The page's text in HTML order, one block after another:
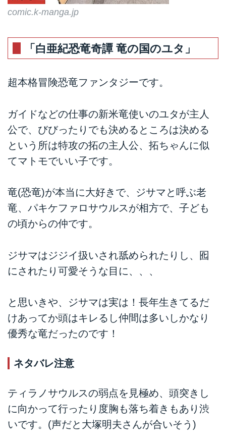
comic.k-manga.jp
「白亜紀恐竜奇譚 竜の国のユタ」
超本格冒険恐竜ファンタジーです。
ガイドなどの仕事の新米竜使いのユタが主人
公で、びびったりでも決めるところは決める
という所は特攻の拓の主人公、拓ちゃんに似
てマトモでいい子です。
竜(恐竜)が本当に大好きで、ジサマと呼ぶ老
竜、パキケファロサウルスが相方で、子ども
の頃からの仲です。
ジサマはジジイ扱いされ舐められたりし、囮
にされたり可愛そうな目に、、、
と思いきや、ジサマは実は！長年生きてるだ
けあってか頭はキレるし仲間は多いしかなり
優秀な竜だったのです！
ネタバレ注意
ティラノサウルスの弱点を見極め、頭突きし
に向かって行ったり度胸も落ち着きもあり渋
いです。(声だと大塚明夫さんが合いそう)